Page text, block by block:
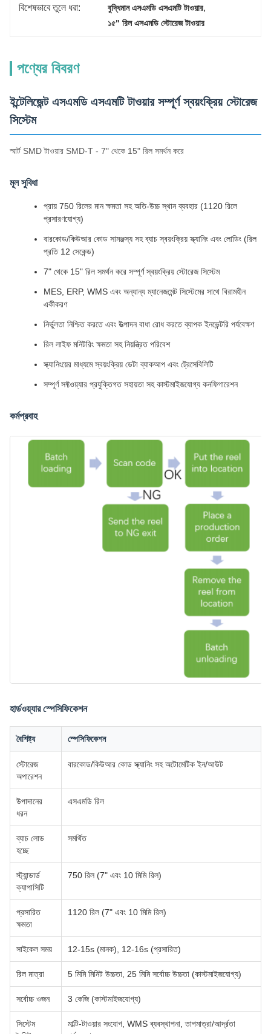
বিশেষভাবে তুলে ধরা: বুদ্ধিমান এসএমডি এসএমটি টাওয়ার,
১৫" রিল এসএমডি স্টোরেজ টাওয়ার
পণ্যের বিবরণ
ইন্টেলিজেন্ট এসএমডি এসএমটি টাওয়ার সম্পূর্ণ স্বয়ংক্রিয় স্টোরেজ
সিস্টেম
স্মার্ট SMD টাওয়ার SMD-T - 7" থেকে 15" রিল সমর্থন করে
মূল সুবিধা
প্রায় 750 রিলের মান ক্ষমতা সহ অতি-উচ্চ স্থান ব্যবহার (1120 রিলে
প্রসারণযোগ্য)
বারকোড/কিউআর কোড সামঞ্জস্য সহ ব্যাচ স্বয়ংক্রিয় স্ক্যানিং এবং লোডিং (রিল
প্রতি 12 সেকেন্ড)
7" থেকে 15" রিল সমর্থন করে সম্পূর্ণ স্বয়ংক্রিয় স্টোরেজ সিস্টেম
MES, ERP, WMS এবং অন্যান্য ম্যানেজমেন্ট সিস্টেমের সাথে বিরামহীন
একীকরণ
নির্ভুলতা নিশ্চিত করতে এবং উত্পাদন বাধা রোধ করতে ব্যাপক ইনভেন্টরি পর্যবেক্ষণ
রিল লাইফ মনিটরিং ক্ষমতা সহ নিয়ন্ত্রিত পরিবেশ
স্ক্যানিংয়ের মাধ্যমে স্বয়ংক্রিয় ডেটা ব্যাকআপ এবং ট্রেসেবিলিটি
সম্পূর্ণ সফ্টওয়্যার প্রযুক্তিগত সহায়তা সহ কাস্টমাইজযোগ্য কনফিগারেশন
কর্মপ্রবাহ
হার্ডওয়্যার স্পেসিফিকেশন
বৈশিষ্ট্য স্পেসিফিকেশন
স্টোরেজ
অপারেশন
বারকোড/কিউআর কোড স্ক্যানিং সহ অটোমেটিক ইন/আউট
উপাদানের
ধরন
এসএমডি রিল
ব্যাচ লোড
হচ্ছে
সমর্থিত
স্ট্যান্ডার্ড
ক্যাপাসিটি
750 রিল (7" এবং 10 মিমি রিল)
প্রসারিত
ক্ষমতা
1120 রিল (7" এবং 10 মিমি রিল)
সাইকেল সময় 12-15s (মানক), 12-16s (প্রসারিত)
রিল মাত্রা 5 মিমি মিনিট উচ্চতা, 25 মিমি সর্বোচ্চ উচ্চতা (কাস্টমাইজযোগ্য)
সর্বোচ্চ ওজন 3 কেজি (কাস্টমাইজযোগ্য)
সিস্টেম
মাল্টি-টাওয়ার সংযোগ, WMS ব্যবস্থাপনা, তাপমাত্রা/আর্দ্রতা